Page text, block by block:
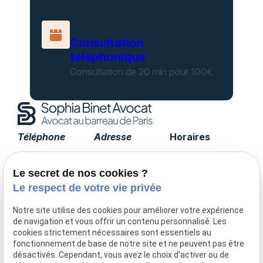
Consultation
téléphonique
Consultation de 20 min pour 100€
Téléphone
Adresse
Tourville
75007 PARIS
Horaires
Accueil
Le cabinet
Le secret de nos cookies ?
Le respect de votre vie privée
Notre site utilise des cookies pour améliorer votre expérience
de navigation et vous offrir un contenu personnalisé. Les
cookies strictement nécessaires sont essentiels au
fonctionnement de base de notre site et ne peuvent pas être
désactivés. Cependant, vous avez le choix d'activer ou de